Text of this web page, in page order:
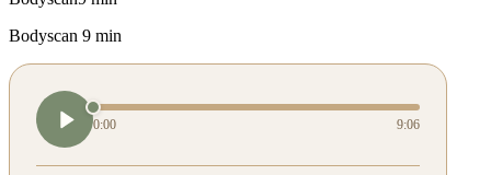
Bodyscan 9 min
0:00 9:06